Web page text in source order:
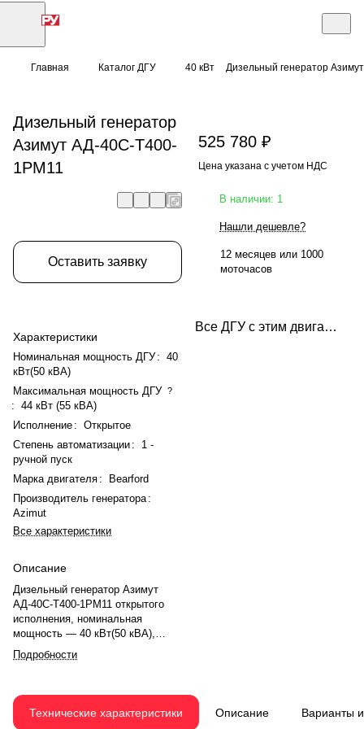
Главная Каталог ДГУ 40 кВт Дизельный генератор
Дизельный генератор
Азимут АД-40С-Т400-
1РМ11
Оставить заявку
Характеристики
Номинальная мощность ДГУ : 40
кВт(50 кВА)
Максимальная мощность ДГУ ?
: 44 кВт (55 кВА)
Исполнение : Открытое
Степень автоматизации :
1 -
ручной пуск
Марка двигателя :
Bearford
Производитель генератора :
Azimut
Все характеристики
Описание
Дизельный генератор Азимут
АД-40С-Т400-1РМ11 открытого
исполнения, номинальная
мощность — 40 кВт(50 кВА),
максимальная — 44 кВт (55 кВА).
Двигатель Bearford 4R420TD,
регулятором оборотов. Объём
двигателя — 4.15 л. Система
Подробности
525 780 ₽
Цена указана с учетом НДС
В наличии: 1
Нашли дешевле?
12 месяцев или 1000
моточасов
Все ДГУ с этим двигателем
Технические характеристики Описание Варианты